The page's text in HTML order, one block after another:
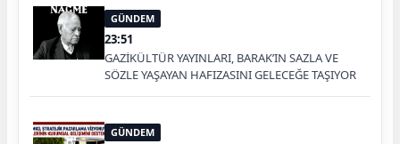
GÜNDEM
23:51
GAZİKÜLTÜR YAYINLARI, BARAK’IN SAZLA VE
SÖZLE YAŞAYAN HAFIZASINI GELECEĞE TAŞIYOR
GÜNDEM